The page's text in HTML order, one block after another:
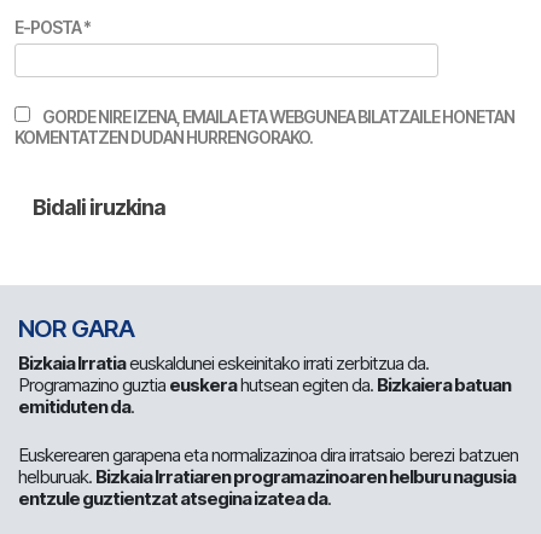
E-POSTA*
GORDE NIRE IZENA, EMAILA ETA WEBGUNEA BILATZAILE HONETAN
KOMENTATZEN DUDAN HURRENGORAKO.
NOR GARA
Bizkaia Irratiaeuskaldunei eskeinitako irrati zerbitzua da.
Programazino guztia euskerahutsean egiten da. Bizkaiera batuan
emitiduten da.
Euskerearen garapena eta normalizazinoa dira irratsaio berezi batzuen
helburuak. Bizkaia Irratiaren programazinoaren helburu nagusia
entzule guztientzat atsegina izatea da.